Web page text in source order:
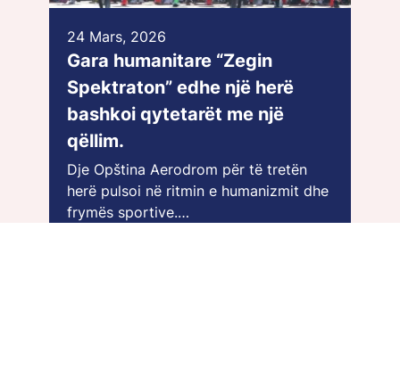
24 Mars, 2026
Gara humanitare “Zegin
Spektraton” edhe një herë
bashkoi qytetarët me një
qëllim.
Dje Opština Aerodrom për të tretën
herë pulsoi në ritmin e humanizmit dhe
frymës sportive.…